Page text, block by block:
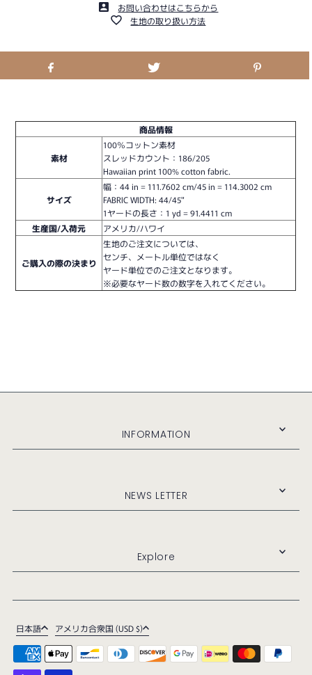
お問い合わせはこちらから
生地の取り扱い方法
商品情報
素材
100％コットン素材
スレッドカウント：186/205
Hawaiian print 100% cotton fabric.
サイズ
幅：44 in = 111.7602 cm/45 in = 114.3002 cm
FABRIC WIDTH: 44/45"
1ヤードの長さ： 1 yd = 91.4411 cm
生産国/入荷元
アメリカ/ハワイ
ご購入の際の決まり
生地のご注文については、
センチ、メートル単位ではなく
ヤード単位でのご注文となります。
※必要なヤード数の数字を入れてください。
INFORMATION
NEWS LETTER
Explore
日本語 アメリカ合衆国 (USD $)